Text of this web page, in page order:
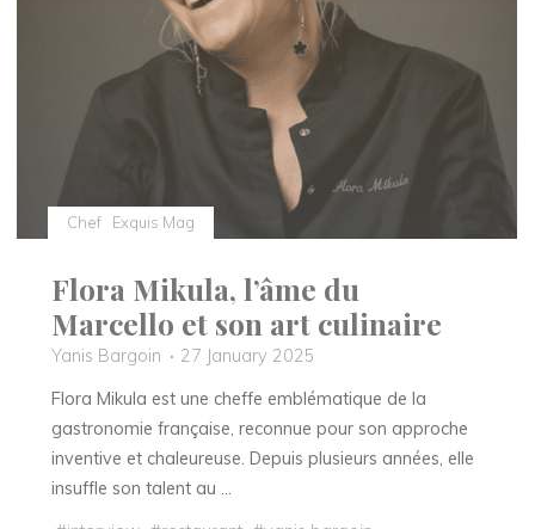
des
hôtels
de
Cavoye
Fontainebleau"
Chef Exquis Mag
Flora Mikula, l’âme du
Marcello et son art culinaire
Yanis Bargoin
27 January 2025
Flora Mikula est une cheffe emblématique de la
gastronomie française, reconnue pour son approche
inventive et chaleureuse. Depuis plusieurs années, elle
insuffle son talent au …